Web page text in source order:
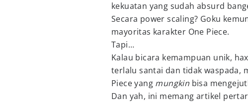
kekuatan yang sudah absurd
Secara power scaling? Goku
mayoritas karakter One Piece.
Tapi…
Kalau bicara kemampuan unik,
terlalu santai dan tidak waspada,
Piece yang mungkin bisa
Dan yah, ini memang artikel